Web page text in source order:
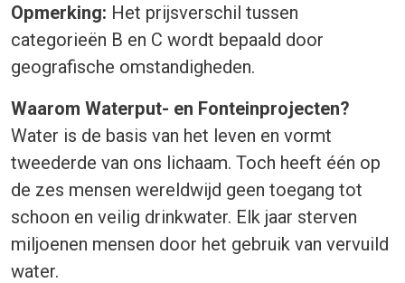
Opmerking: Het prijsverschil tussen
categorieën B en C wordt bepaald door
geografische omstandigheden.
Waarom Waterput- en Fonteinprojecten?
Water is de basis van het leven en vormt
tweederde van ons lichaam. Toch heeft één op
de zes mensen wereldwijd geen toegang tot
schoon en veilig drinkwater. Elk jaar sterven
miljoenen mensen door het gebruik van vervuild
water.